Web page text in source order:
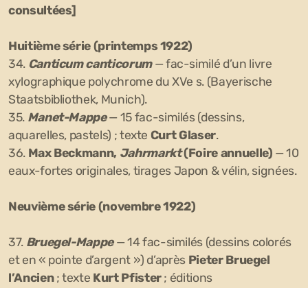
consultées]
Huitième série (printemps 1922)
34. Canticum canticorum— fac-similé d’un livre
xylographique polychrome du XVe s. (Bayerische
Staatsbibliothek, Munich).
35. Manet-Mappe— 15 fac-similés (dessins,
aquarelles, pastels) ; texte Curt Glaser.
36. Max Beckmann, Jahrmarkt(Foire annuelle) — 10
eaux-fortes originales, tirages Japon & vélin, signées.
Neuvième série (novembre 1922)
37. Bruegel-Mappe— 14 fac-similés (dessins colorés
et en « pointe d’argent ») d’après Pieter Bruegel
l’Ancien; texte Kurt Pfister; éditions